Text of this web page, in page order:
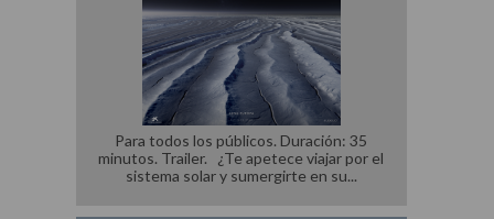
Para todos los públicos. Duración: 35
minutos. Trailer. ¿Te apetece viajar por el
sistema solar y sumergirte en su